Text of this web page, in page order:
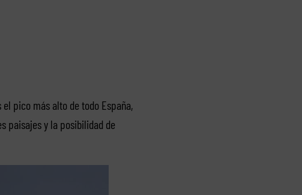
pico más alto de todo España,
paisajes y la posibilidad de